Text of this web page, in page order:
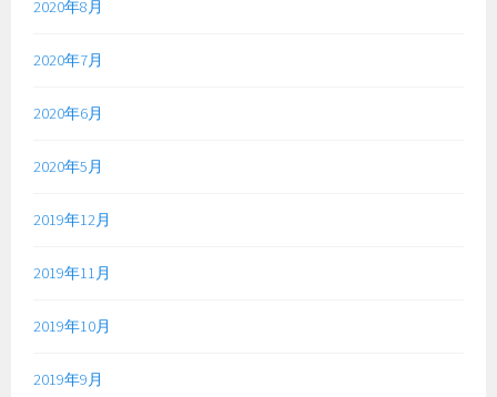
2020年8月
2020年7月
2020年6月
2020年5月
2019年12月
2019年11月
2019年10月
2019年9月